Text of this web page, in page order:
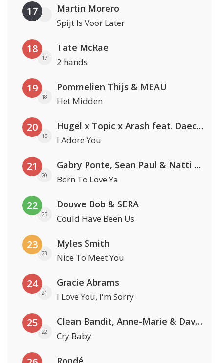
17 Martin Morero
Spijt Is Voor Later
18
17
Tate McRae
2 hands
19
18
Pommelien Thijs & MEAU
Het Midden
20
15
Hugel x Topic x Arash feat. Daecolm
I Adore You
21
20
Gabry Ponte, Sean Paul & Natti Natasha
Born To Love Ya
22
25
Douwe Bob & SERA
Could Have Been Us
23
23
Myles Smith
Nice To Meet You
24
21
Gracie Abrams
I Love You, I'm Sorry
25
22
Clean Bandit, Anne-Marie & David Guetta
Cry Baby